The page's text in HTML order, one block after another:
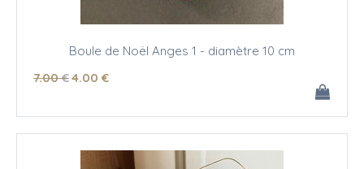
Boule de Noël Anges 1 - diamètre 10 cm
7.00 €4.00 €